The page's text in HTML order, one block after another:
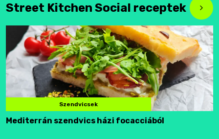
Street Kitchen Social receptek
Szendvicsek
Mediterrán szendvics házi focacciából